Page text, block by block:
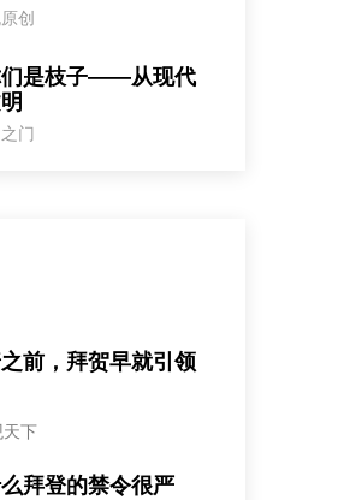
创
们是枝子——从现代
门
前，拜贺早就引领
天下
拜登的禁令很严